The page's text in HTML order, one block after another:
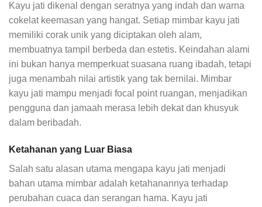
Kayu jati dikenal dengan seratnya yang indah dan warna
cokelat keemasan yang hangat. Setiap mimbar kayu jati
memiliki corak unik yang diciptakan oleh alam,
membuatnya tampil berbeda dan estetis. Keindahan alami
ini bukan hanya memperkuat suasana ruang ibadah, tetapi
juga menambah nilai artistik yang tak bernilai. Mimbar
kayu jati mampu menjadi focal point ruangan, menjadikan
pengguna dan jamaah merasa lebih dekat dan khusyuk
dalam beribadah.
Ketahanan yang Luar Biasa
Salah satu alasan utama mengapa kayu jati menjadi
bahan utama mimbar adalah ketahanannya terhadap
perubahan cuaca dan serangan hama. Kayu jati